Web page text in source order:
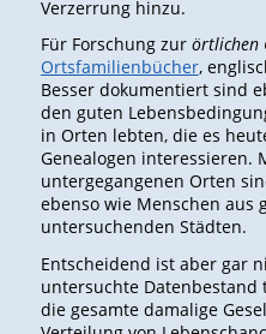
Verzerrung hinzu.
Für Forschung zur örtlichen
Ortsfamilienbücher,
Besser dokumentiert sind
den guten
in Orten lebten, die es
Genealogen interessieren.
untergegangenen Orten
ebenso wie Menschen aus
untersuchenden Städten.
Entscheidend ist aber gar
untersuchte
die gesamte damalige